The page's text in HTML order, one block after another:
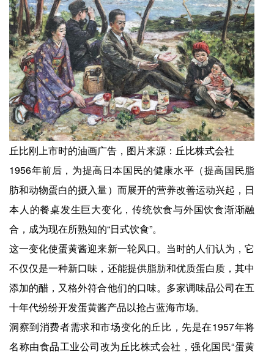
丘比刚上市时的油画广告，图片来源：丘比株式会社
1956年前后，为提高日本国民的健康水平（提高国民脂
肪和动物蛋白的摄入量）而展开的营养改善运动兴起，日
本人的餐桌发生巨大变化，传统饮食与外国饮食渐渐融
合，成为现在所熟知的“日式饮食”。
这一变化使蛋黄酱迎来新一轮风口。当时的人们认为，它
不仅仅是一种新口味，还能提供脂肪和优质蛋白质，其中
添加的醋，又格外符合他们的口味。多家调味品公司在五
十年代纷纷开发蛋黄酱产品以抢占蓝海市场。
洞察到消费者需求和市场变化的丘比，先是在1957年将
名称由食品工业公司改为丘比株式会社，强化国民“蛋黄